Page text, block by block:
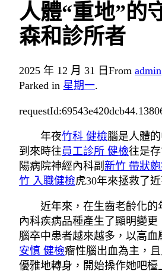
人體“重地”的
森和診所者
2025 年 12 月 31 日 From admin
Parked in 星期一.
年夜竹科 健檢腦是人體
到來時往員工診所 健檢往是
陽病院神經內科副 新竹 帶狀
竹 入職健檢虎30年來拯救了
近年來，在生齒老齡化的
內科疾病品種產生了顯明變更
腦卒中患者越來越多，以高血
安慎 健檢瘤性腦出血為主，
優雅地轉身，開始操作她吧檯